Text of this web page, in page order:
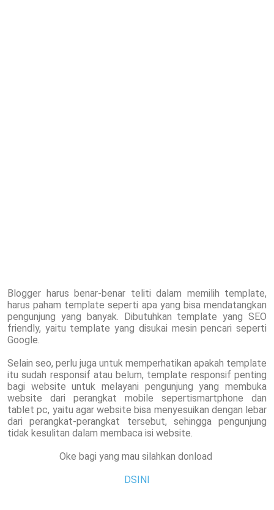
Blogger harus benar-benar teliti dalam memilih template,
harus paham template seperti apa yang bisa mendatangkan
pengunjung yang banyak. Dibutuhkan template yang SEO
friendly, yaitu template yang disukai mesin pencari seperti
Google.
Selain seo, perlu juga untuk memperhatikan apakah template
itu sudah responsif atau belum, template responsif penting
bagi website untuk melayani pengunjung yang membuka
website dari perangkat mobile sepertismartphone dan
tablet pc, yaitu agar website bisa menyesuikan dengan lebar
dari perangkat-perangkat tersebut, sehingga pengunjung
tidak kesulitan dalam membaca isi website.
Oke bagi yang mau silahkan donload
DSINI